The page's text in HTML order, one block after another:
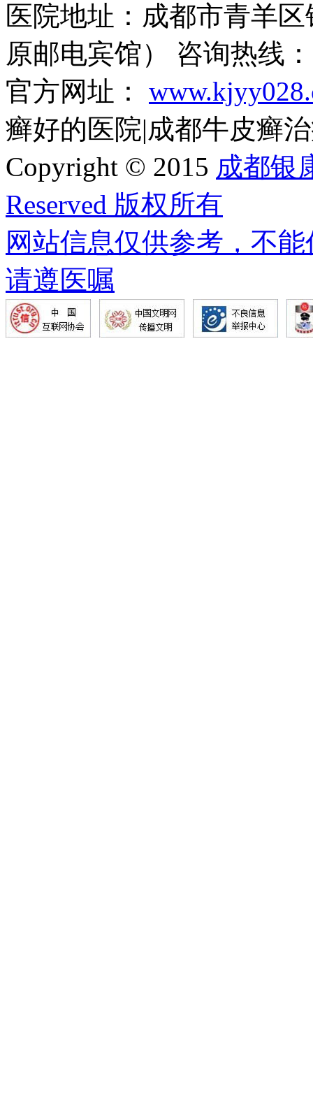
医院地址：成都市青羊
原邮电宾馆） 咨询热线
官方网址：
癣好的医院|成都牛皮癣
Copyright © 2015 成都银
Reserved 版权所有
网站信息仅供参考，不
请遵医嘱